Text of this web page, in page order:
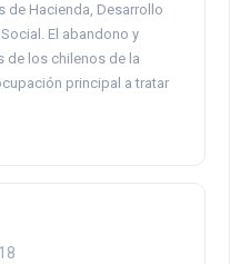
Hacienda, Desarrollo
El abandono y
de los chilenos de la
principal a tratar